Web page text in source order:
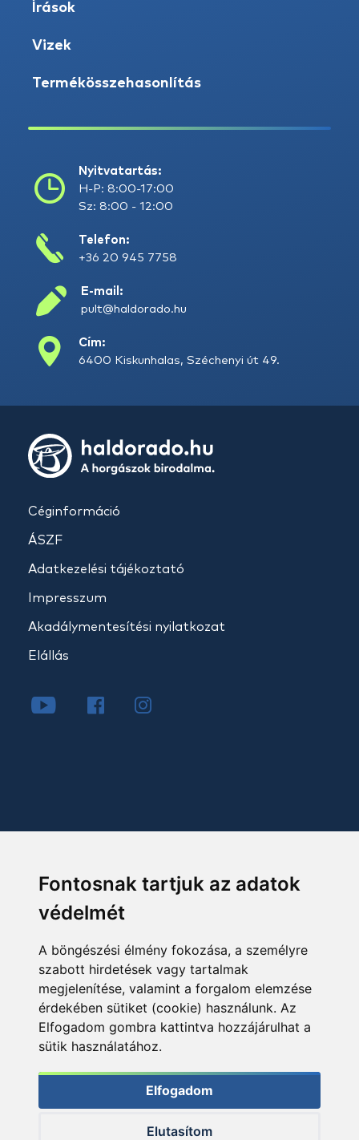
Fontosnak tartjuk az adatok
védelmét
A böngészési élmény fokozása, a személyre
szabott hirdetések vagy tartalmak
megjelenítése, valamint a forgalom elemzése
érdekében sütiket (cookie) használunk. Az
Elfogadom gombra kattintva hozzájárulhat a
sütik használatához.
Elfogadom
Elutasítom
Írások
Vizek
Termékösszehasonlítás
Nyitvatartás:
H-P: 8:00-17:00
Sz: 8:00 - 12:00
Telefon:
+36 20 945 7758
E-mail:
pult@haldorado.hu
Cím:
6400 Kiskunhalas, Széchenyi út 49.
Céginformáció
ÁSZF
Adatkezelési tájékoztató
Impresszum
Akadálymentesítési nyilatkozat
Elállás